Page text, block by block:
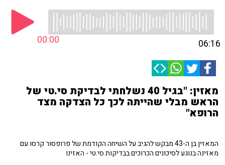
00:00 06:16
מאזין: "בגיל 40 נשלחתי לבדיקת סי.טי של
הראש מבלי שהייתה לכך כל הצדקה מצד
הרופא"
המאזין בן ה-43 מבקש להגיב על השיחה הקודמת של פרופסור קרסו עם
מאזינה בנוגע לסיכונים הכרוכים בבדיקות סי.טי - האזינו